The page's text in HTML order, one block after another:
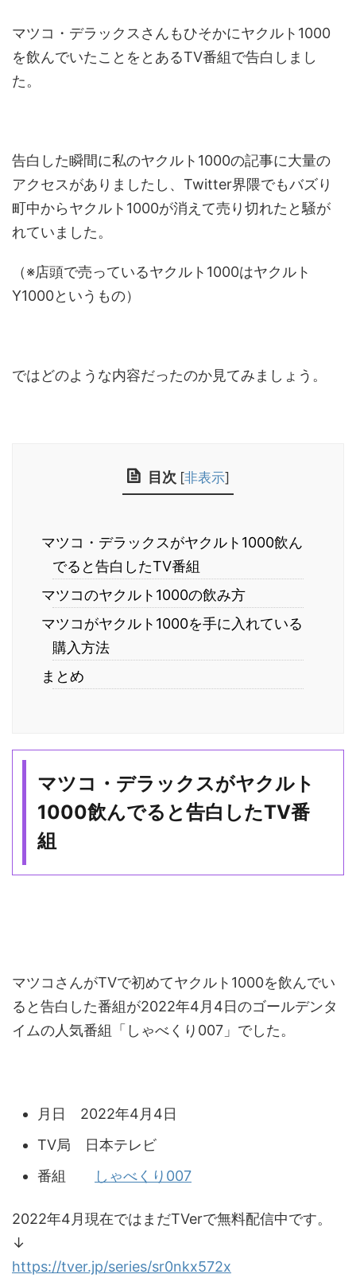
マツコ・デラックスさんもひそかにヤクルト1000
を飲んでいたことをとあるTV番組で告白しまし
た。
告白した瞬間に私のヤクルト1000の記事に大量の
アクセスがありましたし、Twitter界隈でもバズり
町中からヤクルト1000が消えて売り切れたと騒が
れていました。
（※店頭で売っているヤクルト1000はヤクルト
Y1000というもの）
ではどのような内容だったのか見てみましょう。
目次 [非表示]
マツコ・デラックスがヤクルト1000飲ん
でると告白したTV番組
マツコのヤクルト1000の飲み方
マツコがヤクルト1000を手に入れている
購入方法
まとめ
マツコ・デラックスがヤクルト
1000飲んでると告白したTV番
組
マツコさんがTVで初めてヤクルト1000を飲んでい
ると告白した番組が2022年4月4日のゴールデンタ
イムの人気番組「しゃべくり007」でした。
月日 2022年4月4日
TV局 日本テレビ
番組
しゃべくり007
2022年4月現在ではまだTVerで無料配信中です。
↓
https://tver.jp/series/sr0nkx572x